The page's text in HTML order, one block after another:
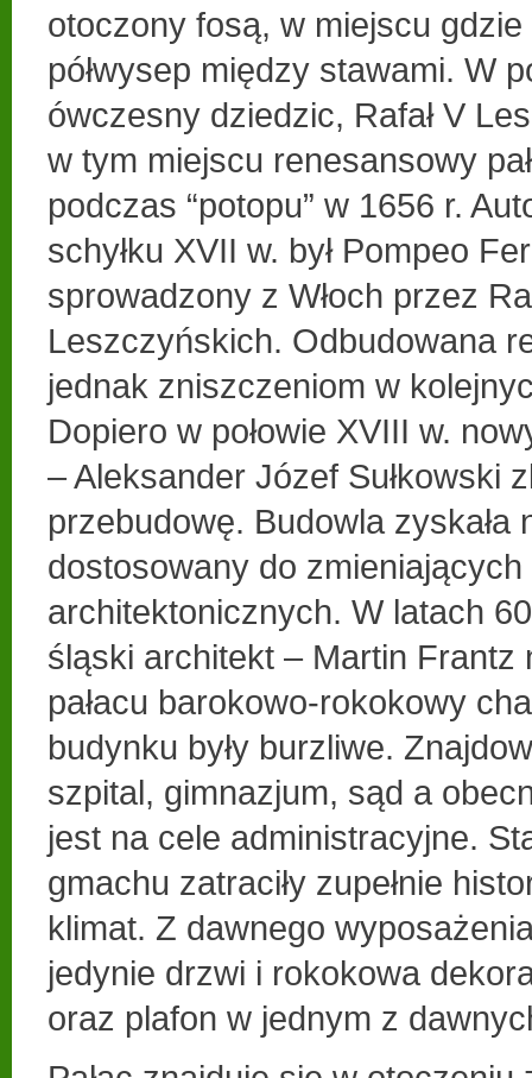
otoczony fosą, w miejscu
półwysep między stawami. W
ówczesny dziedzic, Rafał V
w tym miejscu renesansowy
podczas “potopu” w 1656 r.
schyłku XVII w. był Pompeo
sprowadzony z Włoch przez
Leszczyńskich. Odbudowana
jednak zniszczeniom w
Dopiero w połowie XVIII w.
– Aleksander Józef Sułkowski
przebudowę. Budowla zyskała
dostosowany do
architektonicznych. W latach
śląski architekt – Martin Frantz
pałacu barokowo-rokokowy
budynku były burzliwe.
szpital, gimnazjum, sąd a
jest na cele administracyjne.
gmachu zatraciły zupełnie
klimat. Z dawnego
jedynie drzwi i rokokowa
oraz plafon w jednym z